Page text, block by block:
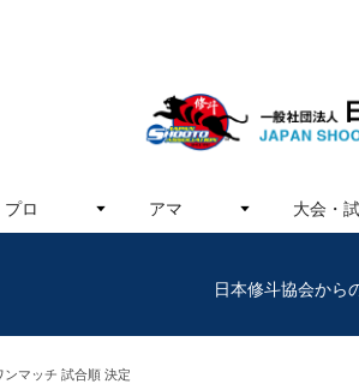
プロ アマ 大会・
日本修斗協会から
マッチ 試合順 決定